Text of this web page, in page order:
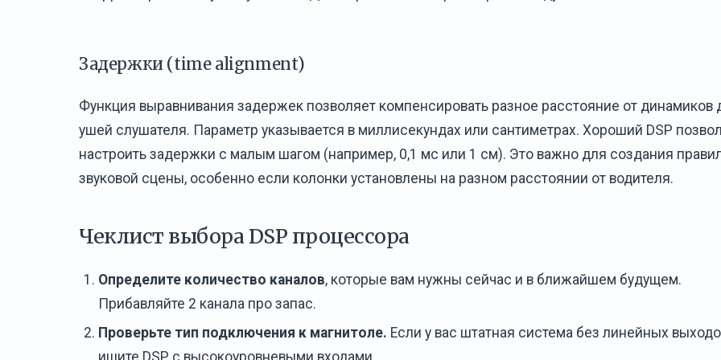
Задержки (time alignment)
Функция выравнивания задержек позволяет компенсировать разное расстояние от динамиков
ушей слушателя. Параметр указывается в миллисекундах или сантиметрах. Хороший DSP
настроить задержки с малым шагом (например, 0,1 мс или 1 см). Это важно для создания
звуковой сцены, особенно если колонки установлены на разном расстоянии от водителя.
Чеклист выбора DSP процессора
Определите количество каналов, которые вам нужны сейчас и в ближайшем будущем.
Прибавляйте 2 канала про запас.
Проверьте тип подключения к магнитоле. Если у вас штатная система без линейных